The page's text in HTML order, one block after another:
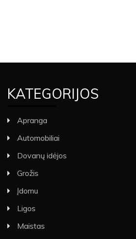
KATEGORIJOS
Apranga
Automobiliai
Dovanų idėjos
Grožis
Įdomu
Ligos
Maistas